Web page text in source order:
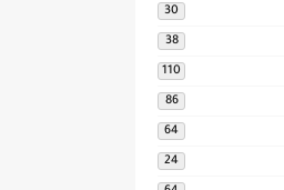
30
38
110
86
64
24